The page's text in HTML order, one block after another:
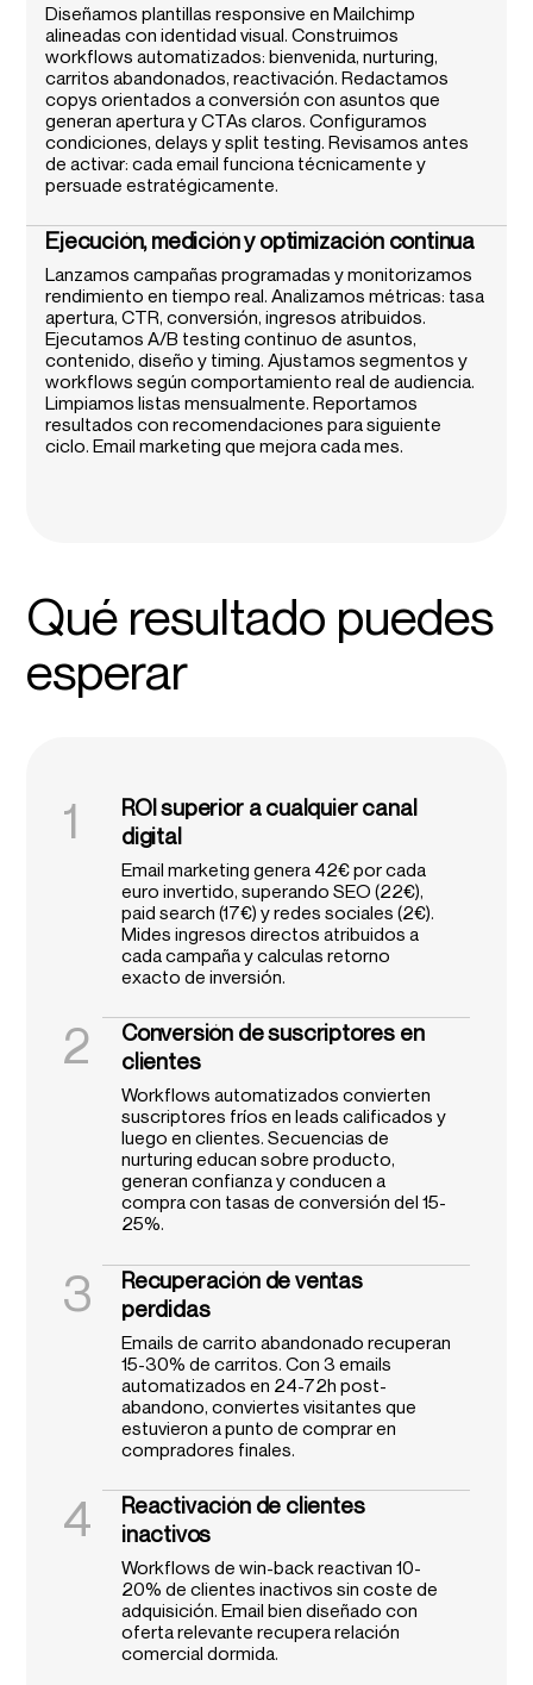
Diseñamos plantillas responsive en Mailchimp
alineadas con identidad visual. Construimos
workflows automatizados: bienvenida, nurturing,
carritos abandonados, reactivación. Redactamos
copys orientados a conversión con asuntos que
generan apertura y CTAs claros. Configuramos
condiciones, delays y split testing. Revisamos antes
de activar: cada email funciona técnicamente y
persuade estratégicamente.
Ejecución, medición y optimización continua
Lanzamos campañas programadas y monitorizamos
rendimiento en tiempo real. Analizamos métricas: tasa
apertura, CTR, conversión, ingresos atribuidos.
Ejecutamos A/B testing continuo de asuntos,
contenido, diseño y timing. Ajustamos segmentos y
workflows según comportamiento real de audiencia.
Limpiamos listas mensualmente. Reportamos
resultados con recomendaciones para siguiente
ciclo. Email marketing que mejora cada mes.
Qué resultado puedes
esperar
1
ROI superior a cualquier canal
digital
Email marketing genera 42€ por cada
euro invertido, superando SEO (22€),
paid search (17€) y redes sociales (2€).
Mides ingresos directos atribuidos a
cada campaña y calculas retorno
exacto de inversión.
2
Conversión de suscriptores en
clientes
Workflows automatizados convierten
suscriptores fríos en leads calificados y
luego en clientes. Secuencias de
nurturing educan sobre producto,
generan confianza y conducen a
compra con tasas de conversión del 15-
25%.
3
Recuperación de ventas
perdidas
Emails de carrito abandonado recuperan
15-30% de carritos. Con 3 emails
automatizados en 24-72h post-
abandono, conviertes visitantes que
estuvieron a punto de comprar en
compradores finales.
4
Reactivación de clientes
inactivos
Workflows de win-back reactivan 10-
20% de clientes inactivos sin coste de
adquisición. Email bien diseñado con
oferta relevante recupera relación
comercial dormida.